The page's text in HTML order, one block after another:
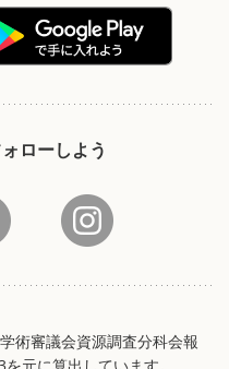
ローしよう
術審議会資源調査分科会報